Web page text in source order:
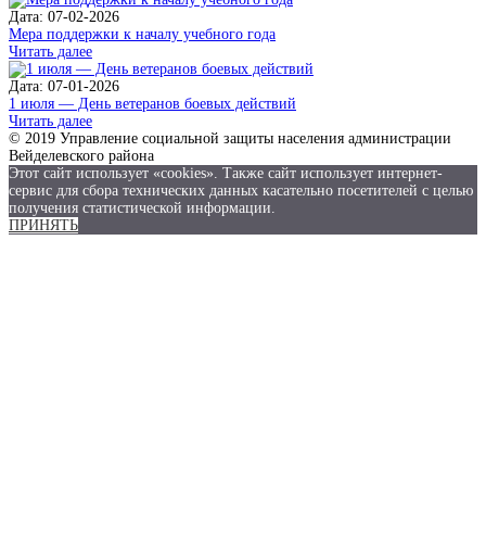
Дата: 07-02-2026
Мера поддержки к началу учебного года
Читать далее
Дата: 07-01-2026
1 июля — День ветеранов боевых действий
Читать далее
© 2019 Управление социальной защиты населения администрации
Вейделевского района
Этот сайт использует «cookies». Также сайт использует интернет-
сервис для сбора технических данных касательно посетителей с целью
получения статистической информации.
ПРИНЯТЬ